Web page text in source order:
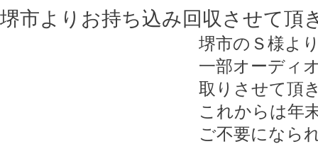
堺市よりお持ち込み回収させて頂
堺市のＳ様よ
一部オーディ
取りさせて頂
これからは年
ご不要になら